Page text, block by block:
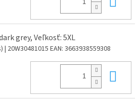
grey, Veľkosť: 5XL
| 20W30481015 EAN: 3663938559308